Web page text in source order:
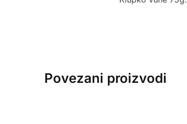
Povezani proizvodi